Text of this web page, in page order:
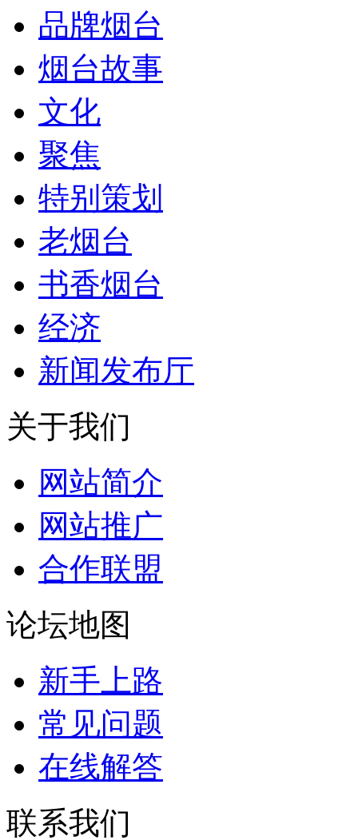
品牌烟台
烟台故事
文化
聚焦
特别策划
老烟台
书香烟台
经济
新闻发布厅
关于我们
网站简介
网站推广
合作联盟
论坛地图
新手上路
常见问题
在线解答
联系我们